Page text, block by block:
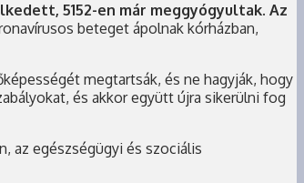
5152-en már meggyógyultak. Az
beteget ápolnak kórházban,
megtartsák, és ne hagyják, hogy
és akkor együtt újra sikerülni fog
az egészségügyi és szociális